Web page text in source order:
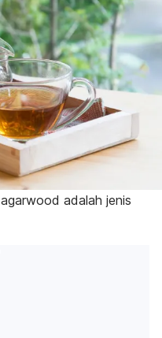
agarwood adalah jenis